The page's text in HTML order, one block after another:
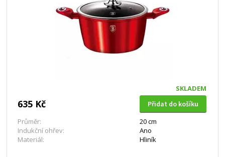
SKLADEM
635 Kč
Přidat do košíku
Průměr:
20 cm
Indukční ohřev:
Ano
Materiál:
Hliník